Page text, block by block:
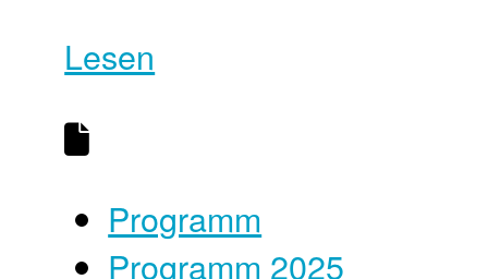
Lesen
Programm
Programm 2025